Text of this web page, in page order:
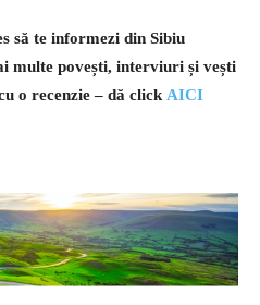
să te informezi din Sibiu
multe povești, interviuri și vești
o recenzie – dă click AICI